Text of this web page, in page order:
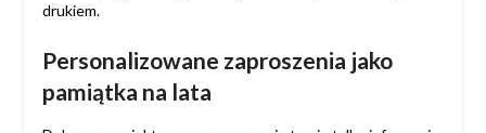
drukiem.
Personalizowane zaproszenia jako
pamiątka na lata